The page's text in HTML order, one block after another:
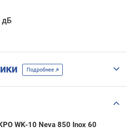
дБ
Подробнее
WK-10 Neva 850 Inox 60